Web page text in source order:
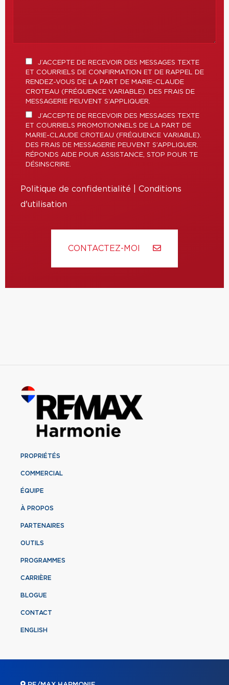
J’ACCEPTE DE RECEVOIR DES MESSAGES TEXTE
ET COURRIELS DE CONFIRMATION ET DE RAPPEL DE
RENDEZ-VOUS DE LA PART DE MARIE-CLAUDE
CROTEAU (FRÉQUENCE VARIABLE). DES FRAIS DE
MESSAGERIE PEUVENT S’APPLIQUER.
J’ACCEPTE DE RECEVOIR DES MESSAGES TEXTE
ET COURRIELS PROMOTIONNELS DE LA PART DE
MARIE-CLAUDE CROTEAU (FRÉQUENCE VARIABLE).
DES FRAIS DE MESSAGERIE PEUVENT S’APPLIQUER.
RÉPONDS AIDE POUR ASSISTANCE, STOP POUR TE
DÉSINSCRIRE.
Politique de confidentialité
Conditions
d'utilisation
CONTACTEZ-MOI
PROPRIÉTÉS
COMMERCIAL
ÉQUIPE
À PROPOS
PARTENAIRES
OUTILS
PROGRAMMES
CARRIÈRE
BLOGUE
CONTACT
ENGLISH